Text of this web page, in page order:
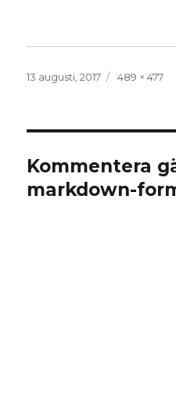
Publicerat
13 augusti, 2017
Full
489 × 477
Kommentera
markdown-